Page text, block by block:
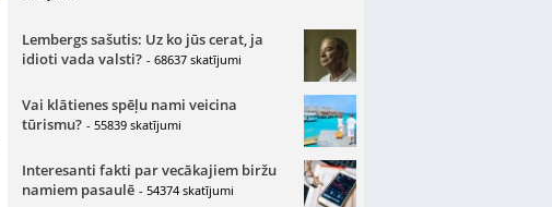
Lembergs sašutis: Uz ko jūs cerat, ja
idioti vada valsti? - 68637 skatījumi
Vai klātienes spēļu nami veicina
tūrismu? - 55839 skatījumi
Interesanti fakti par vecākajiem biržu
namiem pasaulē - 54374 skatījumi